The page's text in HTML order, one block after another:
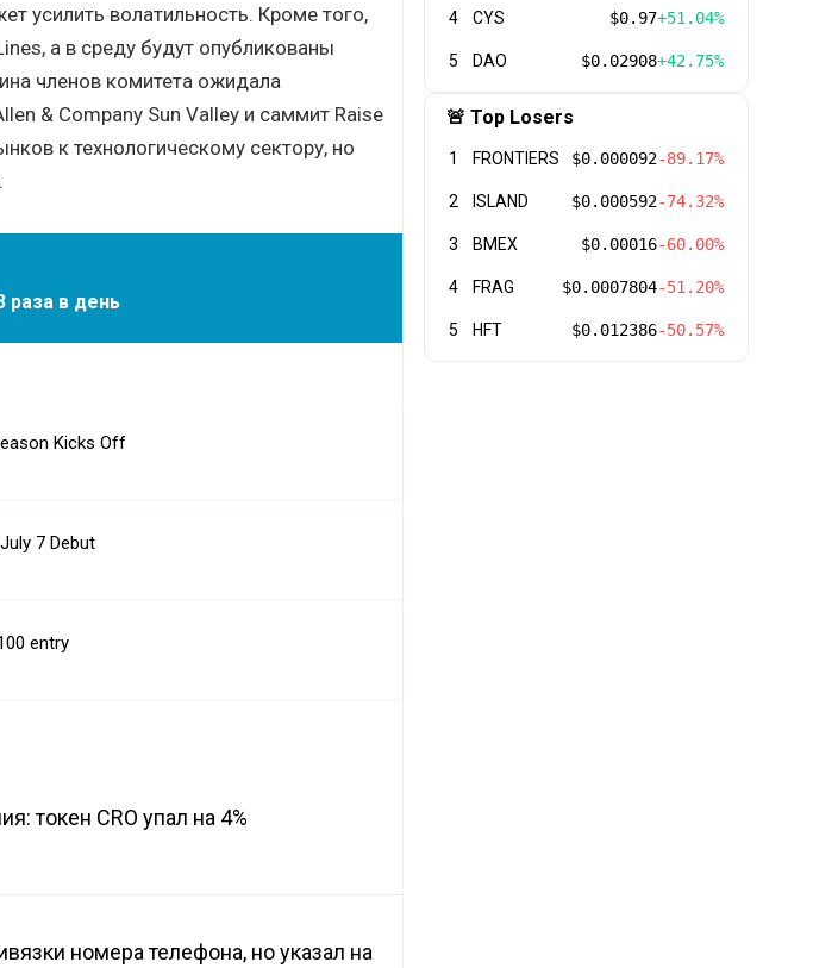
усилить волатильность. Кроме того,
а в среду будут опубликованы
членов комитета ожидала
& Company Sun Valley и саммит Raise
к технологическому сектору, но
раза в день
Kicks Off
7 Debut
entry
токен CRO упал на 4%
номера телефона, но указал на
4 CYS $0.97+51.04%
5 DAO $0.02908+42.75%
🚨 Top Losers
1 FRONTIERS $0.000092-89.17%
2 ISLAND $0.000592-74.32%
3 BMEX $0.00016-60.00%
4 FRAG $0.0007804-51.20%
5 HFT $0.012386-50.57%